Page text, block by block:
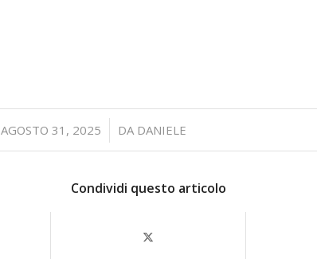
AGOSTO 31, 2025
/ DA DANIELE
Condividi questo articolo